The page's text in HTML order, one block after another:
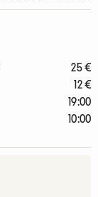
25 €
12 €
19:00
10:00